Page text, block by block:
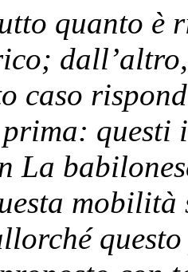
quanto è
caso
questi
La